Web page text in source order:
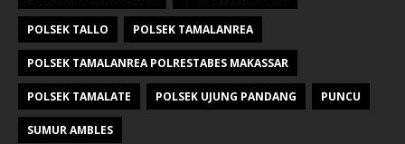
POLSEK TALLO POLSEK TAMALANREA
POLSEK TAMALANREA POLRESTABES MAKASSAR
POLSEK TAMALATE POLSEK UJUNG PANDANG PUNCU
SUMUR AMBLES